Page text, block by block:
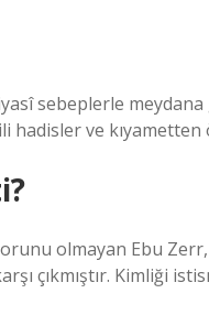
sebeplerle
ve kıyametten
olmayan Ebu Zerr,
çıkmıştır. Kimliği